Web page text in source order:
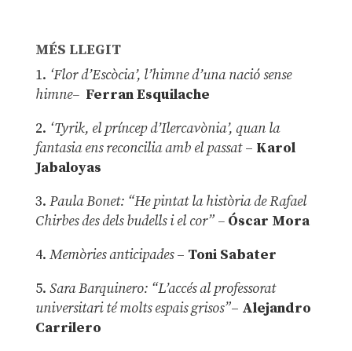
MÉS LLEGIT
1. ‘Flor d’Escòcia’, l’himne d’una nació sense
himne– Ferran Esquilache
2. ‘Tyrik, el príncep d’Ilercavònia’, quan la
fantasia ens reconcilia amb el passat– Karol
Jabaloyas
3. Paula Bonet: “He pintat la història de Rafael
Chirbes des dels budells i el cor” –Óscar Mora
4. Memòries anticipades– Toni Sabater
5. Sara Barquinero: “L’accés al professorat
universitari té molts espais grisos”– Alejandro
Carrilero